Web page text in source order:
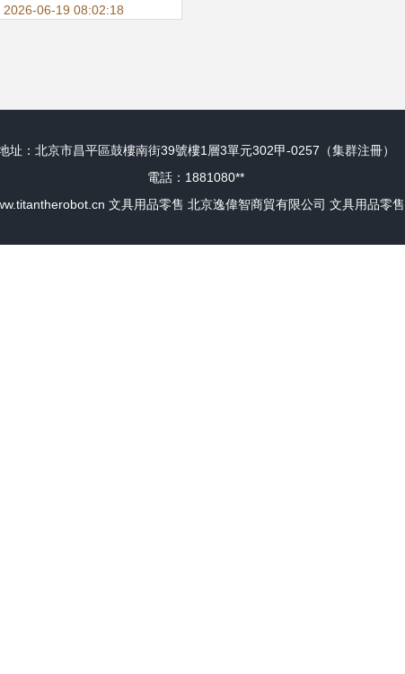
2026-06-19 08:02:18
址：北京市昌平區鼓樓南街39號樓1層3單元302甲-0257（集群注冊）
電話：1881080**
文具用品零售 北京逸偉智商貿有限公司 文具用品零售